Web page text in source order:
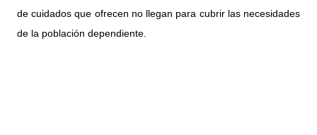
de cuidados que ofrecen no llegan para cubrir las necesidades
de la población dependiente.